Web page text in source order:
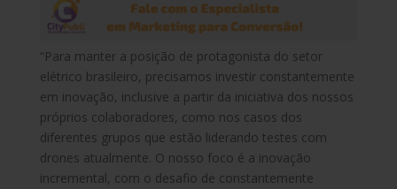
“Para manter a posição de protagonista do setor
elétrico brasileiro, precisamos investir constantemente
em inovação, inclusive a partir da iniciativa dos nossos
próprios colaboradores, como nos casos dos
diferentes grupos que estão liderando testes com
drones atualmente. O nosso foco é a inovação
incremental, com o desafio de constantemente